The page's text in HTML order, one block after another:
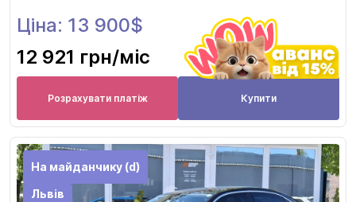
Ціна: 13 900$
12 921 грн/міс
Розрахувати платіж Купити
На майданчику (d)
Львів